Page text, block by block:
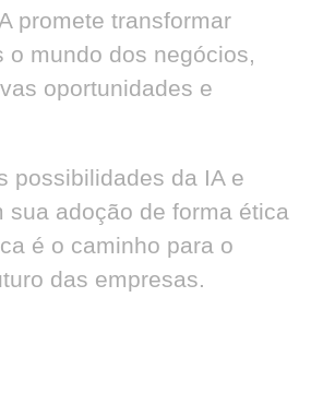
promete transformar
o mundo dos negócios,
oportunidades e
possibilidades da IA e
sua adoção de forma ética
é o caminho para o
das empresas.